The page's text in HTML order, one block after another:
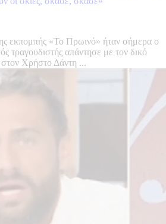
εκπομπής «Το Πρωινό» ήταν σήμερα ο
τραγουδιστής απάντησε με τον δικό
στον Χρήστο Δάντη ...